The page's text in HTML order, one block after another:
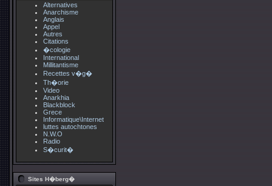
Alternatives
Anarchisme
Anglais
Appel
Autres
Citations
�cologie
International
Millitantisme
Recettes v�g�
Th�orie
Video
Anarkhia
Blackblock
Grece
Informatique\Internet
luttes autochtones
N.W.O
Radio
S�curit�
Sites H�berg�